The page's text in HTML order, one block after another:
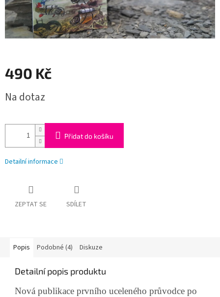
490 Kč
cena:
Na dotaz
Přidat do košíku
Detailní informace
ZEPTAT SE SDÍLET
Popis Podobné (4) Diskuze
Detailní popis produktu
Nová publikace prvního uceleného průvodce po